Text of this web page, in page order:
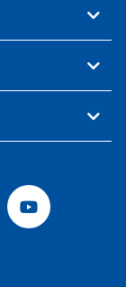
Youtube